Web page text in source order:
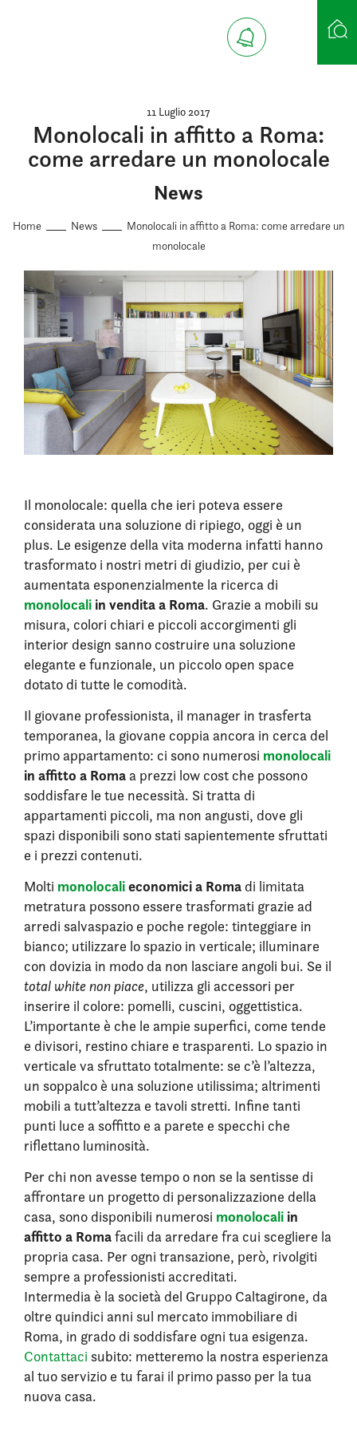
11 Luglio 2017
Monolocali in affitto a Roma:
come arredare un monolocale
News
Home News
Monolocali in affitto a Roma: come arredare un
monolocale
Il monolocale: quella che ieri poteva essere
considerata una soluzione di ripiego, oggi è un
plus. Le esigenze della vita moderna infatti hanno
trasformato i nostri metri di giudizio, per cui è
aumentata esponenzialmente la ricerca di
monolocali in vendita a Roma. Grazie a mobili su
misura, colori chiari e piccoli accorgimenti gli
interior design sanno costruire una soluzione
elegante e funzionale, un piccolo open space
dotato di tutte le comodità.
Il giovane professionista, il manager in trasferta
temporanea, la giovane coppia ancora in cerca del
primo appartamento: ci sono numerosi monolocali
in affitto a Romaa prezzi low cost che possono
soddisfare le tue necessità. Si tratta di
appartamenti piccoli, ma non angusti, dove gli
spazi disponibili sono stati sapientemente sfruttati
e i prezzi contenuti.
Molti monolocalieconomici a Roma di limitata
metratura possono essere trasformati grazie ad
arredi salvaspazio e poche regole: tinteggiare in
bianco; utilizzare lo spazio in verticale; illuminare
con dovizia in modo da non lasciare angoli bui. Se il
total white non piace, utilizza gli accessori per
inserire il colore: pomelli, cuscini, oggettistica.
L’importante è che le ampie superfici, come tende
e divisori, restino chiare e trasparenti. Lo spazio in
verticale va sfruttato totalmente: se c’è l’altezza,
un soppalco è una soluzione utilissima; altrimenti
mobili a tutt’altezza e tavoli stretti. Infine tanti
punti luce a soffitto e a parete e specchi che
riflettano luminosità.
Per chi non avesse tempo o non se la sentisse di
affrontare un progetto di personalizzazione della
casa, sono disponibili numerosi monolocali in
affitto a Romafacili da arredare fra cui scegliere la
propria casa. Per ogni transazione, però, rivolgiti
sempre a professionisti accreditati.
Intermedia è la società del Gruppo Caltagirone, da
oltre quindici anni sul mercato immobiliare di
Roma, in grado di soddisfare ogni tua esigenza.
Contattaci subito: metteremo la nostra esperienza
al tuo servizio e tu farai il primo passo per la tua
nuova casa.